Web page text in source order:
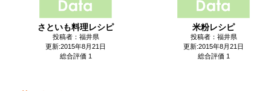
さといも料理レシピ
投稿者：福井県
更新:2015年8月21日
総合評価 1
米粉レシピ
投稿者：福井県
更新:2015年8月21日
総合評価 1